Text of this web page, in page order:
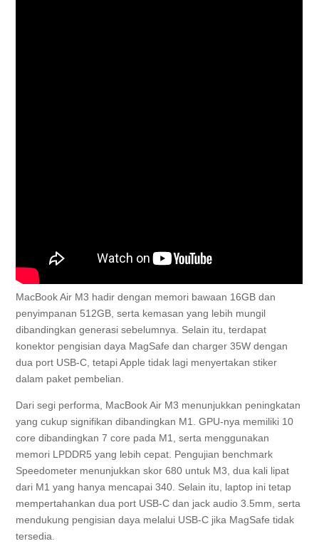
MacBook Air M3 hadir dengan memori bawaan 16GB dan
penyimpanan 512GB, serta kemasan yang lebih mungil
dibandingkan generasi sebelumnya. Selain itu, terdapat
konektor pengisian daya MagSafe dan charger 35W dengan
dua port USB-C, tetapi Apple tidak lagi menyertakan stiker
dalam paket pembelian.
Dari segi performa, MacBook Air M3 menunjukkan peningkatan
yang cukup signifikan dibandingkan M1. GPU-nya memiliki 10
core dibandingkan 7 core pada M1, serta menggunakan
memori LPDDR5 yang lebih cepat. Pengujian benchmark
Speedometer menunjukkan skor 680 untuk M3, dua kali lipat
dari M1 yang hanya mencapai 340. Selain itu, laptop ini tetap
mempertahankan dua port USB-C dan jack audio 3.5mm, serta
mendukung pengisian daya melalui USB-C jika MagSafe tidak
tersedia.